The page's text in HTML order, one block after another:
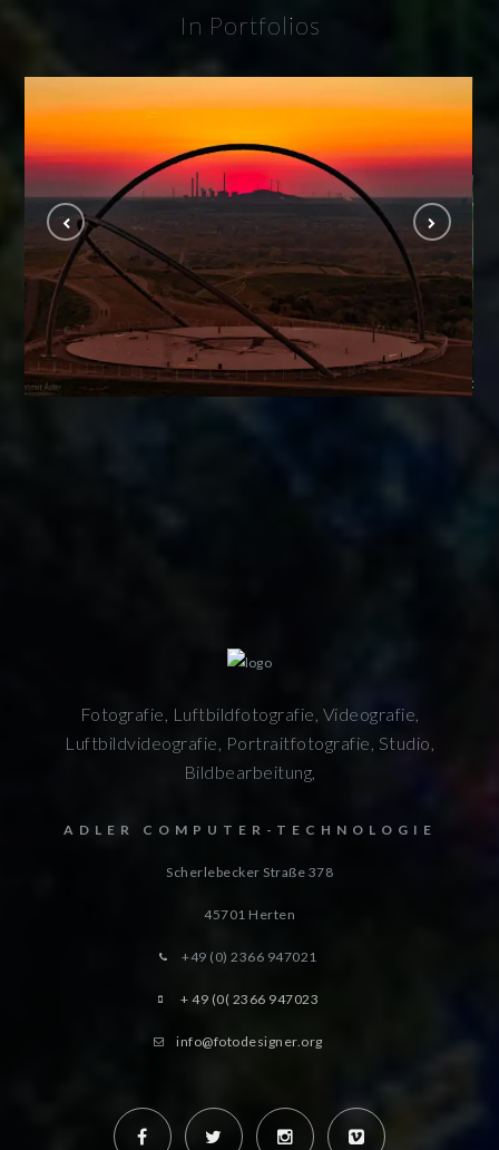
In Portfolios
Ruhrgebiet / Metropole Ruhr
RUHRGEBIET / METROPOLE RUHR
Fotografie, Luftbildfotografie, Videografie,
Luftbildvideografie, Portraitfotografie, Studio,
Bildbearbeitung,
ADLER COMPUTER-TECHNOLOGIE
Scherlebecker Straße 378
45701 Herten
+49 (0) 2366 947021
+ 49 (0( 2366 947023
info@fotodesigner.org